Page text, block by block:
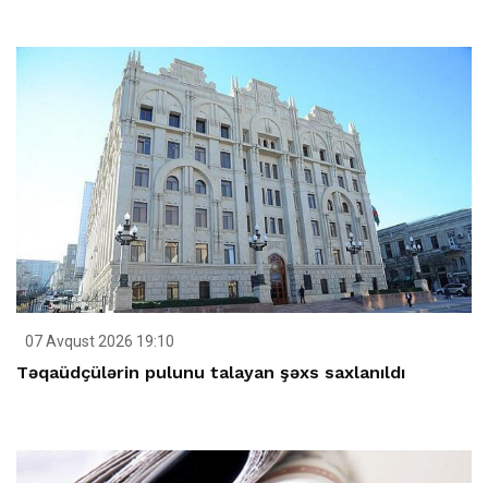
07 Avqust 2026 19:10
Təqaüdçülərin pulunu talayan şəxs saxlanıldı